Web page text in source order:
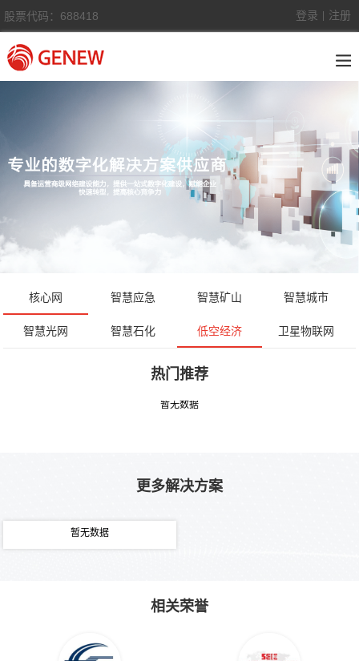
股票代码：688418 登录 注册
核心网 智慧应急 智慧矿山 智慧城市
智慧光网 智慧石化 低空经济 卫星物联网
热门推荐
暂无数据
更多解决方案
暂无数据
相关荣誉